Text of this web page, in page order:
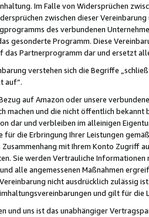
Im Falle von Widersprüchen
zwischen dieser
des verbundenen
gesonderte Programm. Diese
das Partnerprogramm dar und ersetzt
verstehen sich die Begriffe
auf“.
auf Amazon oder unsere
machen und die nicht öffentlich
dar und verbleiben im alleinigen
für die Erbringung Ihrer Leistungen
Zusammenhang mit Ihrem Konto
Sie werden Vertrauliche
alle angemessenen Maßnahmen
nicht ausdrücklich zulässig
und gilt für die
und uns ist das unabhängiger